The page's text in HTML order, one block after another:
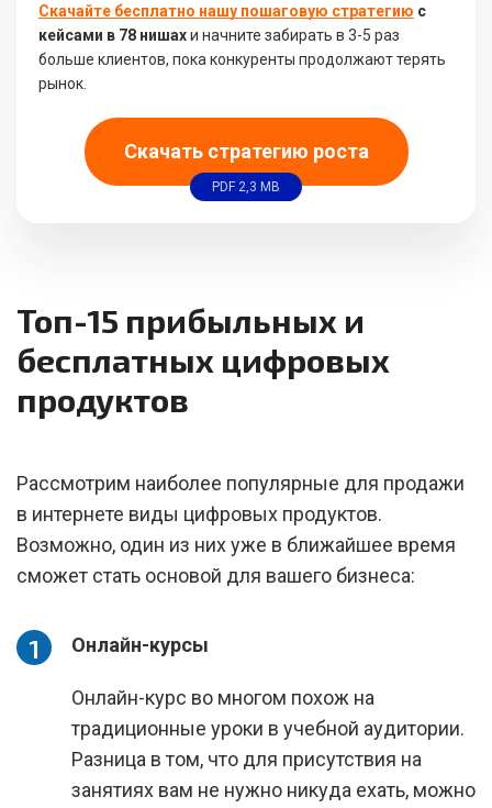
Скачайте бесплатно нашу пошаговую стратегию с
кейсами в 78 нишахи начните забирать в 3-5 раз
больше клиентов, пока конкуренты продолжают терять
рынок.
Скачать стратегию роста
PDF 2,3 MB
Топ-15 прибыльных и
бесплатных цифровых
продуктов
Рассмотрим наиболее популярные для продажи
в интернете виды цифровых продуктов.
Возможно, один из них уже в ближайшее время
сможет стать основой для вашего бизнеса:
Онлайн-курсы
Онлайн-курс во многом похож на
традиционные уроки в учебной аудитории.
Разница в том, что для присутствия на
занятиях вам не нужно никуда ехать, можно